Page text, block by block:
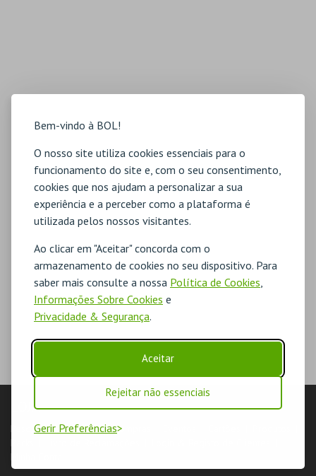
Bem-vindo à BOL!
O nosso site utiliza cookies essenciais para o
funcionamento do site e, com o seu consentimento,
cookies que nos ajudam a personalizar a sua
experiência e a perceber como a plataforma é
utilizada pelos nossos visitantes.
Ao clicar em "Aceitar" concorda com o
armazenamento de cookies no seu dispositivo. Para
saber mais consulte a nossa Política de Cookies,
Informações Sobre Cookies e
Privacidade & Segurança.
Aceitar
Rejeitar não essenciais
Gerir Preferências
LOJA
Pesquisar Carrinho de compras
Packs
Minha Conta